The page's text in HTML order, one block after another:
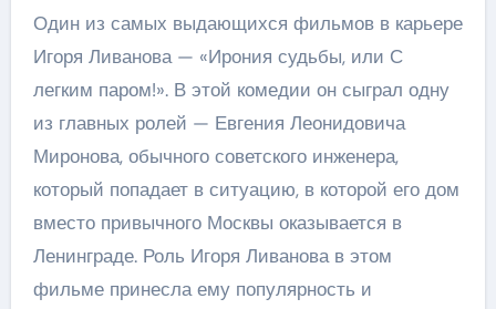
Один из самых выдающихся фильмов в карьере
Игоря Ливанова — «Ирония судьбы, или С
легким паром!». В этой комедии он сыграл одну
из главных ролей — Евгения Леонидовича
Миронова, обычного советского инженера,
который попадает в ситуацию, в которой его дом
вместо привычного Москвы оказывается в
Ленинграде. Роль Игоря Ливанова в этом
фильме принесла ему популярность и